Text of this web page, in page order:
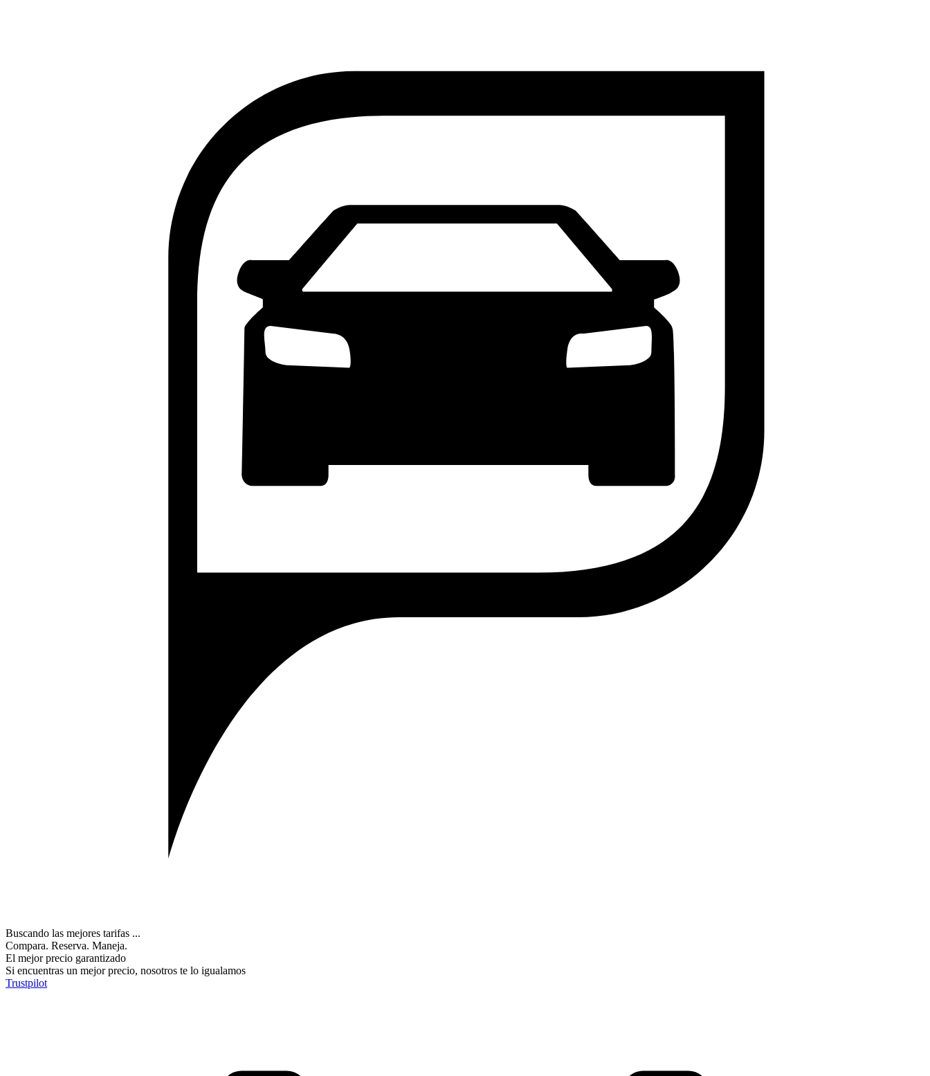
Buscando las mejores tarifas ...
Compara. Reserva. Maneja.
El mejor precio garantizado
Si encuentras un mejor precio, nosotros te lo igualamos
Trustpilot